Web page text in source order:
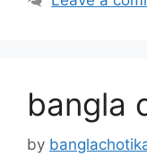
bangla
by